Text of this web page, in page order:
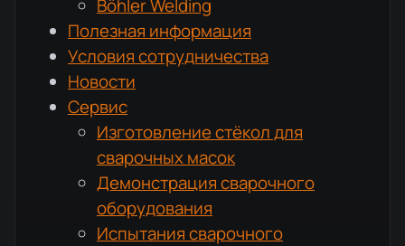
Böhler Welding
Полезная информация
Условия сотрудничества
Новости
Сервис
Изготовление стёкол для
сварочных масок
Демонстрация сварочного
оборудования
Испытания сварочного